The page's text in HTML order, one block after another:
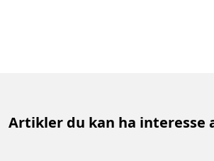
Artikler du kan ha interesse